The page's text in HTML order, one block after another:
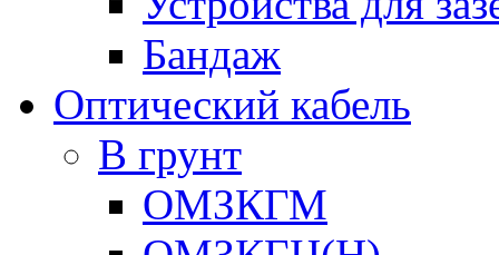
Бандаж
Оптический кабель
В грунт
ОМЗКГМ